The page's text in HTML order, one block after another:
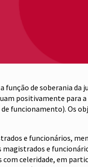
de soberania da
positivamente para
de funcionamento). Os
e funcionários,
e
celeridade, em